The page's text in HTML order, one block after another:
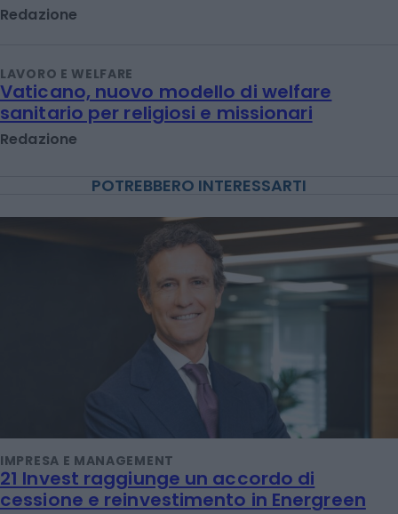
Redazione
LAVORO E WELFARE
Vaticano, nuovo modello di welfare
sanitario per religiosi e missionari
Redazione
POTREBBERO INTERESSARTI
IMPRESA E MANAGEMENT
21 Invest raggiunge un accordo di
cessione e reinvestimento in Energreen